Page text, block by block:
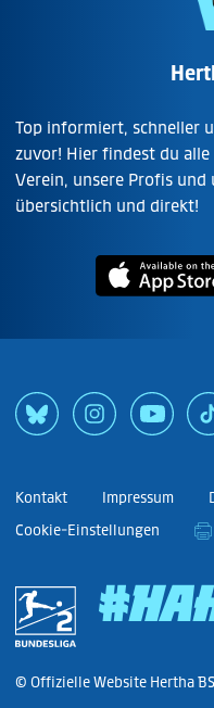
Top informiert, schneller
zuvor! Hier findest du
Verein, unsere Profis und
übersichtlich und direkt!
Kontakt Impressum
Cookie-Einstellungen
© Offizielle Website Hertha